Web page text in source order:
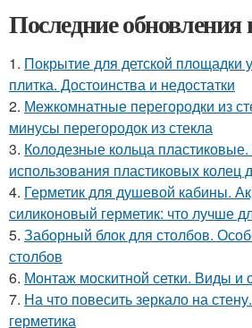
Последние обновления
1. Покрытие для детской площадки
плитка. Достоинства и недостатки
2. Межкомнатные перегородки из
минусы перегородок из стекла
3. Колодезные кольца
использования пластиковых колец
4. Герметик для душевой кабины.
силиконовый герметик: что лучше
5. Заборный блок для столбов.
столбов
6. Монтаж москитной сетки. Виды и
7. На что повесить зеркало на
герметика